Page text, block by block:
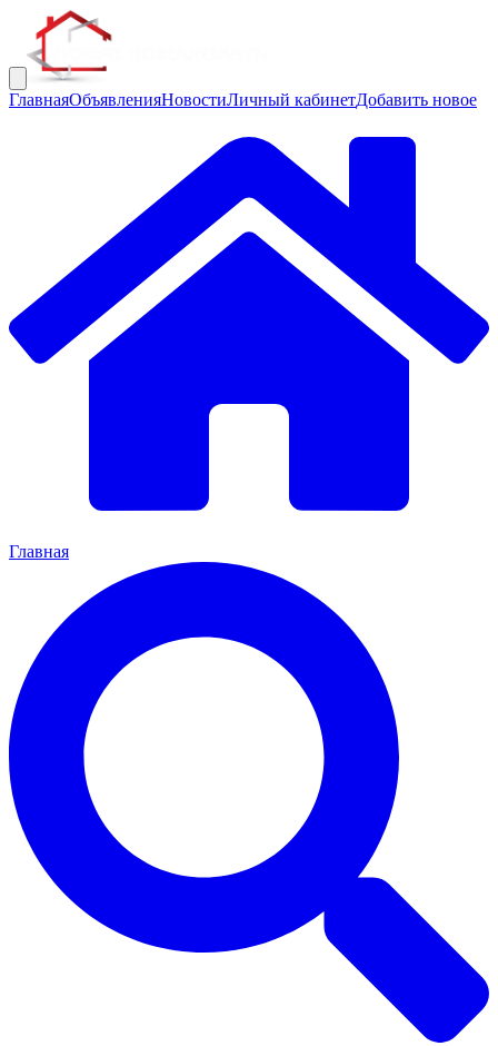
ГлавнаяОбъявленияНовостиЛичный кабинетДобавить новое
Главная